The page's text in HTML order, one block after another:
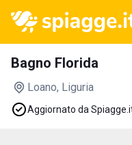
Bagno Florida
Loano, Liguria
Aggiornato da